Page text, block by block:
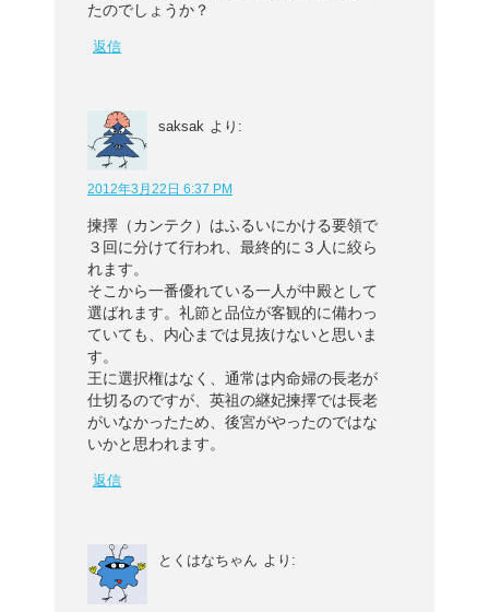
たのでしょうか？
返信
saksak より:
2012年3月22日 6:37 PM
揀擇（カンテク）はふるいにかける要領で
３回に分けて行われ、最終的に３人に絞ら
れます。
そこから一番優れている一人が中殿として
選ばれます。礼節と品位が客観的に備わっ
ていても、内心までは見抜けないと思いま
す。
王に選択権はなく、通常は内命婦の長老が
仕切るのですが、英祖の継妃揀擇では長老
がいなかったため、後宮がやったのではな
いかと思われます。
返信
とくはなちゃん より: